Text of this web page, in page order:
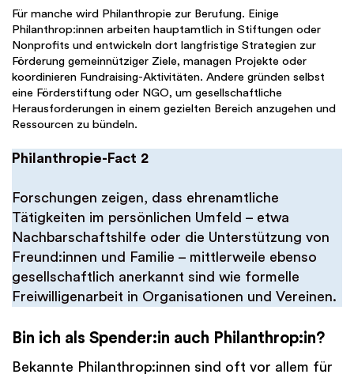
Für manche wird Philanthropie zur Berufung. Einige
Philanthrop:innen arbeiten hauptamtlich in Stiftungen oder
Nonprofits und entwickeln dort langfristige Strategien zur
Förderung gemeinnütziger Ziele, managen Projekte oder
koordinieren Fundraising-Aktivitäten. Andere gründen selbst
eine Förderstiftung oder NGO, um gesellschaftliche
Herausforderungen in einem gezielten Bereich anzugehen und
Ressourcen zu bündeln.
Philanthropie-Fact 2
Forschungen zeigen, dass ehrenamtliche
Tätigkeiten im persönlichen Umfeld – etwa
Nachbarschaftshilfe oder die Unterstützung von
Freund:innen und Familie – mittlerweile ebenso
gesellschaftlich anerkannt sind wie formelle
Freiwilligenarbeit in Organisationen und Vereinen.
Bin ich als Spender:in auch Philanthrop:in?
Bekannte Philanthrop:innen sind oft vor allem für